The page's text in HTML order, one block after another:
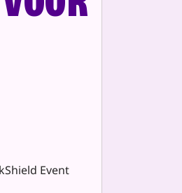
Event